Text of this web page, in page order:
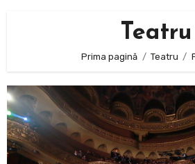
Teatru
Prima pagină Teatru